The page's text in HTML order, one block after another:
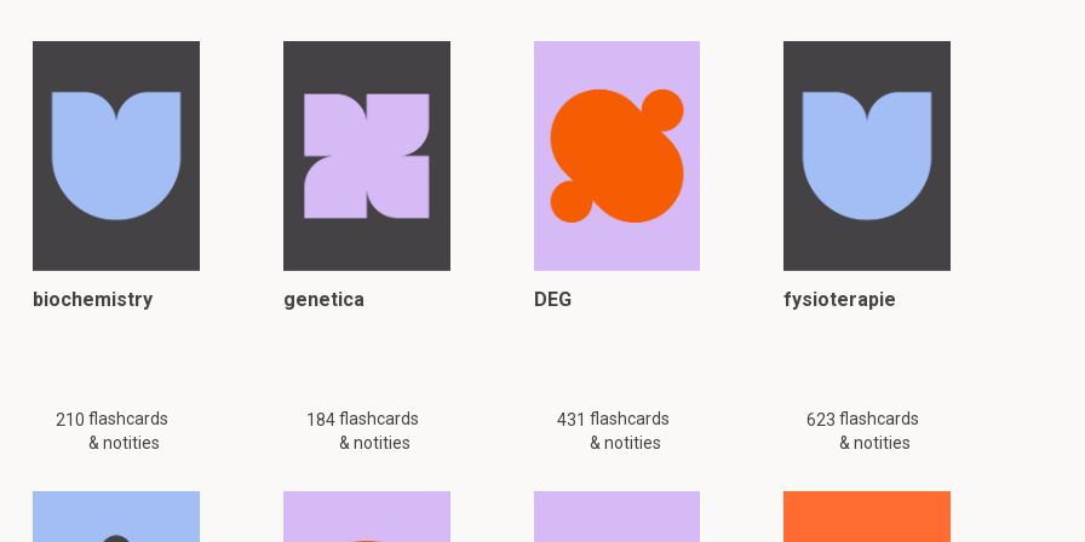
biochemistry
210 flashcards
& notities
genetica
184flashcards
& notities
DEG
431 flashcards
& notities
fysioterapie
623 flashcards
& notities